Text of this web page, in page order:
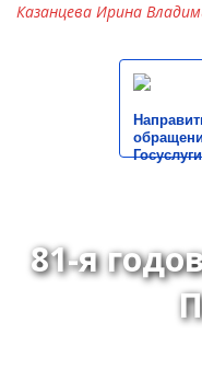
Казанцева Ирина
Госуслуги
81-я